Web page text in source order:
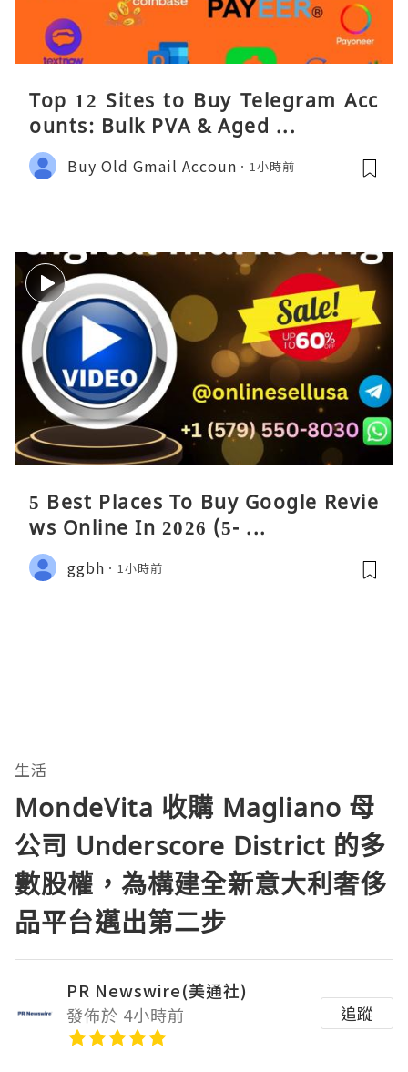
Top 12 Sites to Buy Telegram Acc
ounts: Bulk PVA & Aged ...
Buy Old Gmail Accoun 1小時前
5 Best Places To Buy Google Revie
ws Online In 2026 (5- ...
ggbh 1小時前
生活
MondeVita 收購 Magliano 母
公司 Underscore District 的多
數股權，為構建全新意大利奢侈
品平台邁出第二步
PR Newswire(美通社)
發佈於 4小時前
追蹤